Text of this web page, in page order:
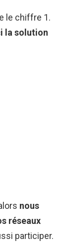
le chiffre 1.
la solution
nous
réseaux
participer.